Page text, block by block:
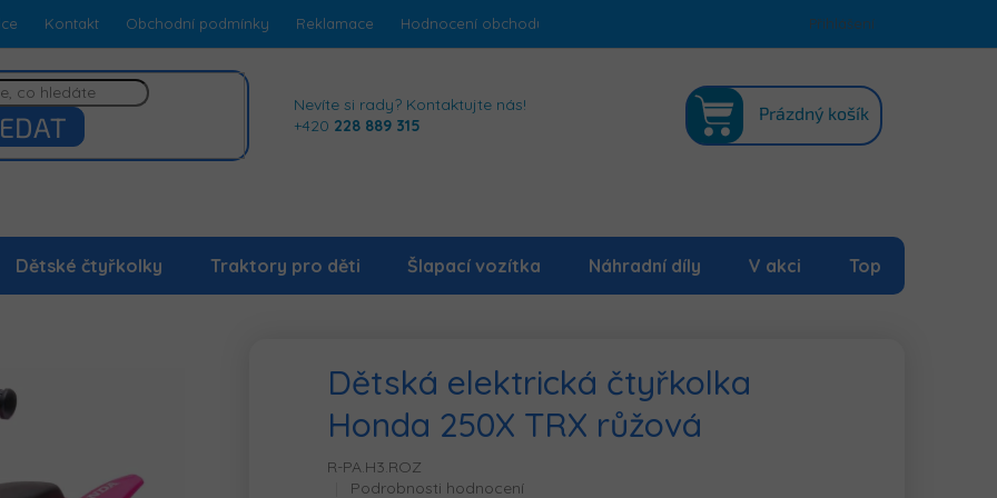
Kontakt Obchodní podmínky Reklamace Hodnocení obchodu Podmínky ochrany osobních údajů Mapa serveru
Přihlášení
Nevíte si rady? Kontaktujte nás!
+420 228 889 315
KOŠÍK
Prázdný košík
Dětské čtyřkolky Traktory pro děti Šlapací vozítka Náhradní díly V akci Top
Dětská elektrická čtyřkolka
Honda 250X TRX růžová
R-PA.H3.ROZ
Průměrné
Podrobnosti hodnocení